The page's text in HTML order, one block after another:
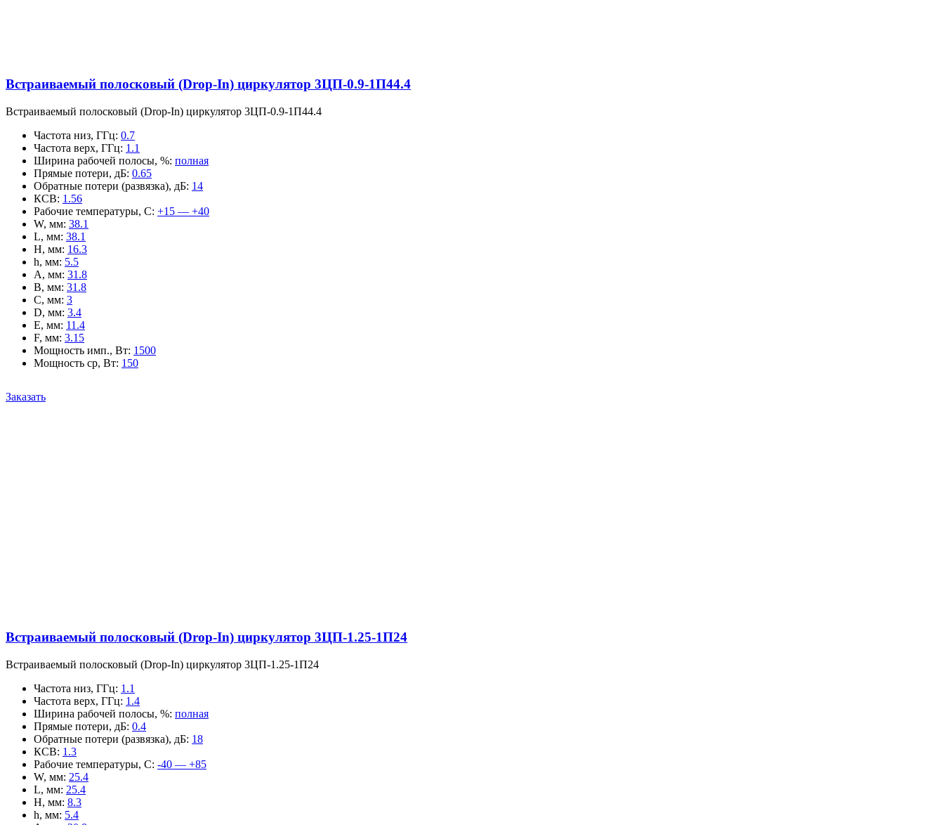
Встраиваемый полосковый (Drop-In) циркулятор 3ЦП-0.9-1П44.4
Встраиваемый полосковый (Drop-In) циркулятор 3ЦП-0.9-1П44.4
Частота низ, ГГц: 0.7
Частота верх, ГГц: 1.1
Ширина рабочей полосы, %: полная
Прямые потери, дБ: 0.65
Обратные потери (развязка), дБ: 14
КСВ: 1.56
Рабочие температуры, С: +15 — +40
W, мм: 38.1
L, мм: 38.1
H, мм: 16.3
h, мм: 5.5
A, мм: 31.8
B, мм: 31.8
C, мм: 3
D, мм: 3.4
E, мм: 11.4
F, мм: 3.15
Мощность имп., Вт: 1500
Мощность ср, Вт: 150
Заказать
Встраиваемый полосковый (Drop-In) циркулятор 3ЦП-1.25-1П24
Встраиваемый полосковый (Drop-In) циркулятор 3ЦП-1.25-1П24
Частота низ, ГГц: 1.1
Частота верх, ГГц: 1.4
Ширина рабочей полосы, %: полная
Прямые потери, дБ: 0.4
Обратные потери (развязка), дБ: 18
КСВ: 1.3
Рабочие температуры, С: -40 — +85
W, мм: 25.4
L, мм: 25.4
H, мм: 8.3
h, мм: 5.4